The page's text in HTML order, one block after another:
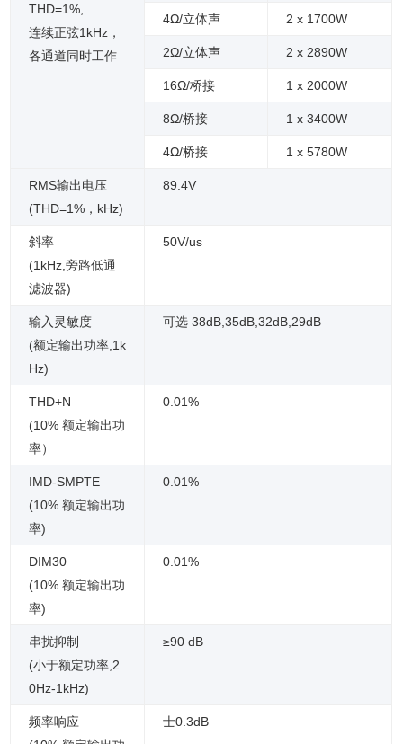
THD=1%,
连续正弦1kHz，
各通道同时工作
4Ω/立体声 2 x 1700W
2Ω/立体声 2 x 2890W
16Ω/桥接 1 x 2000W
8Ω/桥接 1 x3400W
4Ω/桥接 1 x5780W
RMS输出电压
(THD=1%，kHz)
89.4V
斜率
(1kHz,旁路低通
滤波器)
50V/us
输入灵敏度
(额定输出功率,1k
Hz)
可选 38dB,35dB,32dB,29dB
THD+N
(10% 额定输出功
率）
0.01%
IMD-SMPTE
(10% 额定输出功
率)
0.01%
DIM30
(10% 额定输出功
率)
0.01%
串扰抑制
(小于额定功率,2
0Hz-1kHz)
≥90 dB
频率响应
士0.3dB